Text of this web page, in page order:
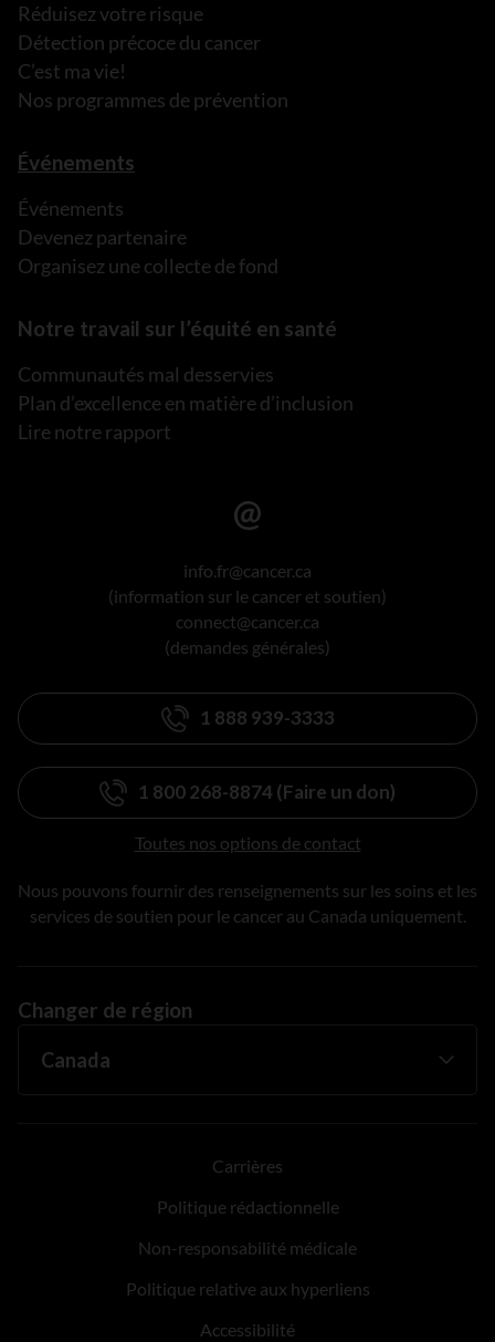
Réduisez votre risque
Détection précoce du cancer
C’est ma vie!
Nos programmes de prévention
Événements
Événements
Devenez partenaire
Organisez une collecte de fond
Notre travail sur l’équité en santé
Communautés mal desservies
Plan d’excellence en matière d’inclusion
Lire notre rapport
info.fr@cancer.ca
(information sur le cancer et soutien)
connect@cancer.ca
(demandes générales)
1 888 939-3333
1 800 268-8874 (Faire un don)
Toutes nos options de contact
Nous pouvons fournir des renseignements sur les soins et les
services de soutien pour le cancer au Canada uniquement.
Changer de région
Carrières
Politique rédactionnelle
Non-responsabilité médicale
Politique relative aux hyperliens
Accessibilité